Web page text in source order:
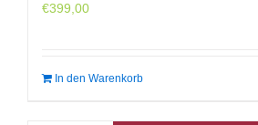
€399,00
In den Warenkorb